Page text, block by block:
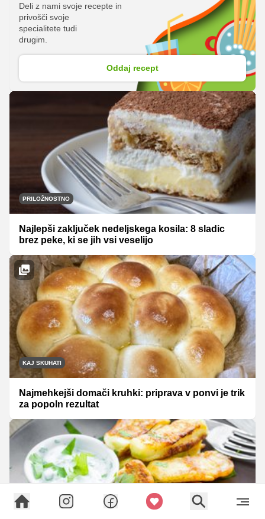
Deli z nami svoje recepte in
privošči svoje
specialitete tudi
drugim.
Oddaj recept
PRILOŽNOSTNO
Najlepši zaključek nedeljskega kosila: 8 sladic
brez peke, ki se jih vsi veselijo
KAJ SKUHATI
Najmehkejši domači kruhki: priprava v ponvi je trik
za popoln rezultat